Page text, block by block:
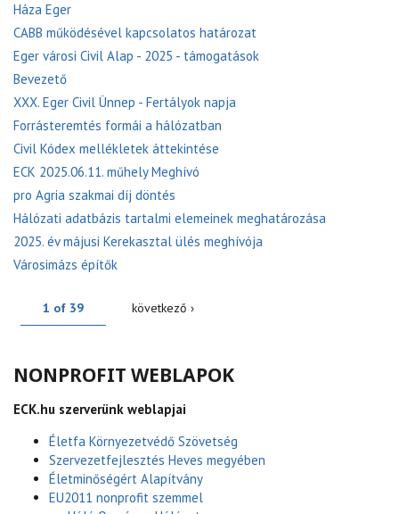
Háza Eger
CABB működésével kapcsolatos határozat
Eger városi Civil Alap - 2025 - támogatások
Bevezető
XXX. Eger Civil Ünnep - Fertályok napja
Forrásteremtés formái a hálózatban
Civil Kódex mellékletek áttekintése
ECK 2025.06.11. műhely Meghívó
pro Agria szakmai díj döntés
Hálózati adatbázis tartalmi elemeinek meghatározása
2025. év májusi Kerekasztal ülés meghívója
Városimázs építők
1 of 39 következő ›
NONPROFIT WEBLAPOK
ECK.hu szerverünk weblapjai
Életfa Környezetvédő Szövetség
Szervezetfejlesztés Heves megyében
Életminőségért Alapítvány
EU2011 nonprofit szemmel